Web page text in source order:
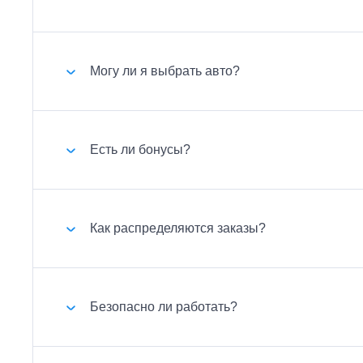
Контакты
Сборные грузы
Могу ли я выбрать авто?
Есть ли бонусы?
Как распределяются заказы?
Безопасно ли работать?